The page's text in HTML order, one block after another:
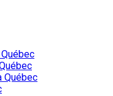
Québec